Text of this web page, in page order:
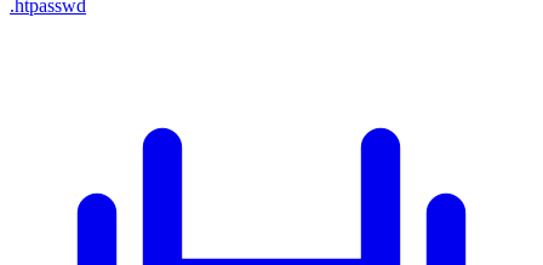
.htpasswd